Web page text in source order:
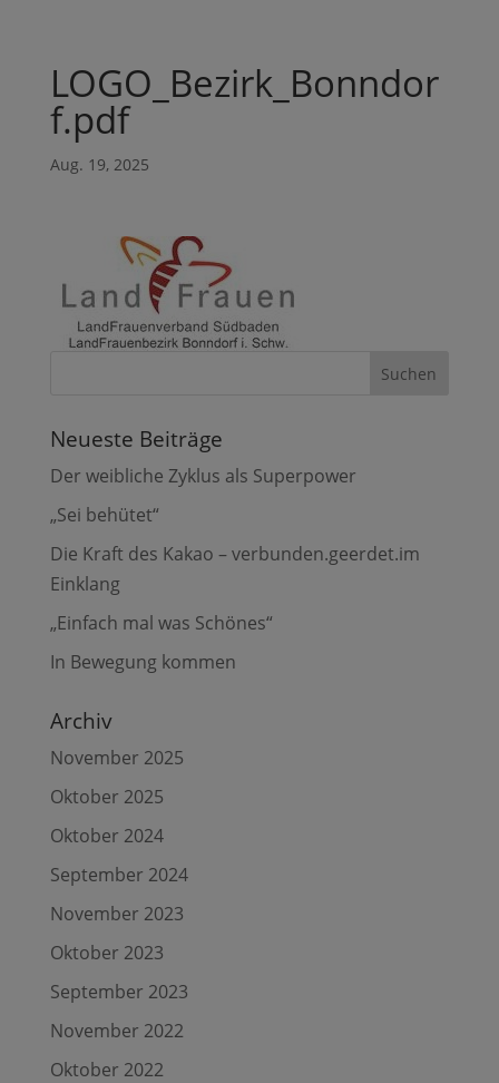
LOGO_Bezirk_Bonndor
f.pdf
Aug. 19, 2025
Neueste Beiträge
Der weibliche Zyklus als Superpower
„Sei behütet“
Die Kraft des Kakao – verbunden.geerdet.im
Einklang
„Einfach mal was Schönes“
In Bewegung kommen
Archiv
November 2025
Oktober 2025
Oktober 2024
September 2024
November 2023
Oktober 2023
September 2023
November 2022
Oktober 2022